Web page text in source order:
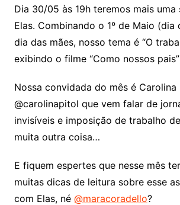
Dia 30/05 às 19h teremos mais uma
Elas. Combinando o 1º de Maio
dia das mães, nosso tema é “O
exibindo o filme “Como nossos pais”
Nossa convidada do mês é Carolina
@carolinapitol que vem falar de
invisíveis e imposição de trabalho
muita outra coisa…
E fiquem espertes que nesse mês
muitas dicas de leitura sobre esse
com Elas, né @maracoradello?